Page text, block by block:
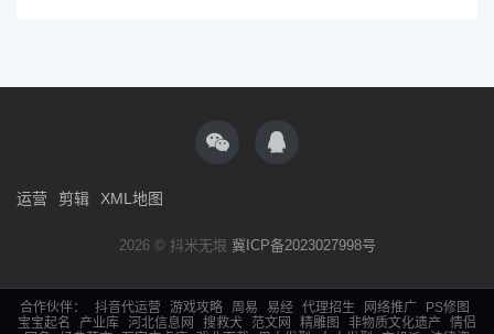
运营 剪辑 XML地图
2026 © 抖米无垠 冀ICP备2023027998号
合作伙伴： 抖音代运营 游戏攻略 周易 易经 代理招生 网络推广
PS修图
宝宝起名
产业库 河北信息网 搜救犬 范文网 精雕图 非物质文化遗产
情侣